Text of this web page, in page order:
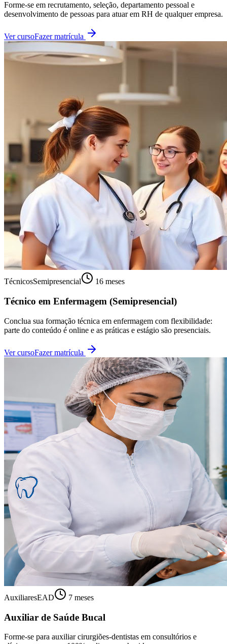
Forme-se em recrutamento, seleção, departamento pessoal e
desenvolvimento de pessoas para atuar em RH de qualquer empresa.
Ver cursoFazer matrícula
TécnicosSemipresencial 16 meses
Técnico em Enfermagem (Semipresencial)
Conclua sua formação técnica em enfermagem com flexibilidade:
parte do conteúdo é online e as práticas e estágio são presenciais.
Ver cursoFazer matrícula
AuxiliaresEAD 7 meses
Auxiliar de Saúde Bucal
Forme-se para auxiliar cirurgiões-dentistas em consultórios e